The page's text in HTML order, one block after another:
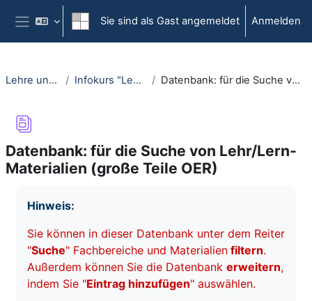
Zum Hauptinhalt
Website-Übersicht
Sie sind als Gast angemeldet Anmelden
Lehre und Lernen öffnen Infokurs "Lehre und Lernen öffnen" Datenbank: für die Suche von Lehr/Lern-Materialien (große Teile OER)
Datenbank: für die Suche von Lehr/Lern-
Materialien (große Teile OER)
Hinweis:
Sie können in dieser Datenbank unter dem Reiter
"Suche" Fachbereiche und Materialien filtern.
Außerdem können Sie die Datenbank erweitern,
indem Sie "Eintrag hinzufügen" auswählen.